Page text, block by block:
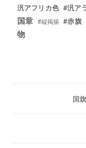
汎アフリカ色 #汎ア
国章 #縦掲揚 #赤旗
物
国